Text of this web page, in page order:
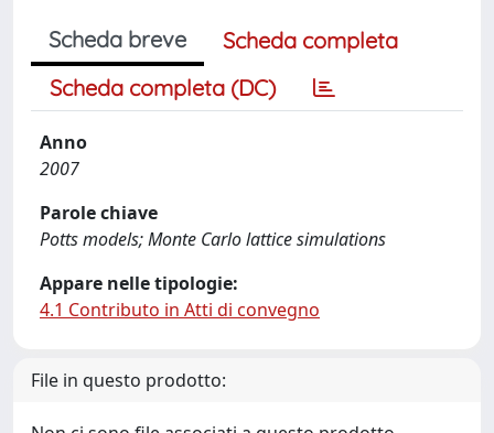
Scheda breve
Scheda completa
Scheda completa (DC)
Anno
2007
Parole chiave
Potts models; Monte Carlo lattice simulations
Appare nelle tipologie:
4.1 Contributo in Atti di convegno
File in questo prodotto: